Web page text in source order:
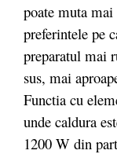
poate muta
preferintele pe
preparatul mai
sus, mai
Functia cu
unde caldura
1200 W din